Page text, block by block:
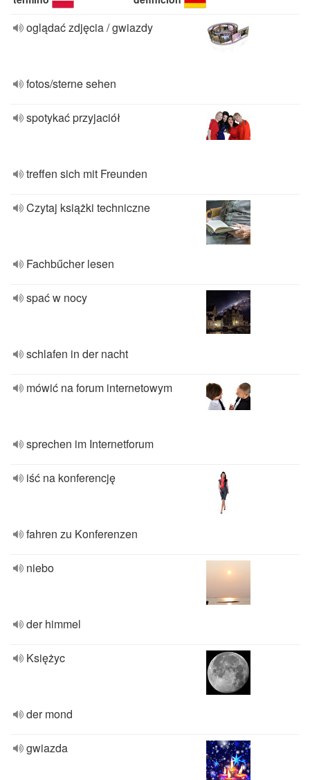
oglądać zdjęcia / gwiazdy
fotos/sterne sehen
spotykać przyjaciół
treffen sich mit Freunden
Czytaj książki techniczne
Fachbűcher lesen
spać w nocy
schlafen in der nacht
mówić na forum internetowym
sprechen im Internetforum
iść na konferencję
fahren zu Konferenzen
niebo
der himmel
Księżyc
der mond
gwiazda